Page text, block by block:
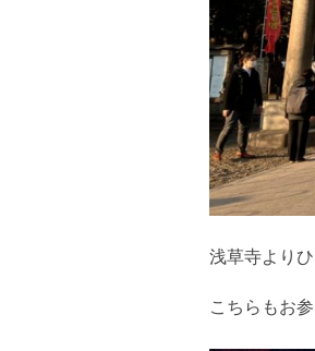
浅草寺より
こちらもお